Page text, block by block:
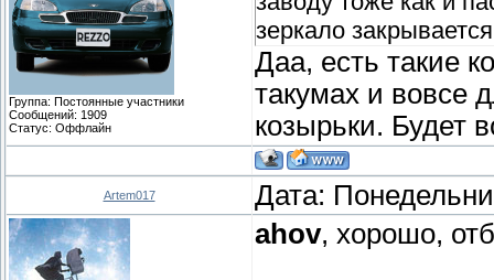
Группа: Постоянные участники
Сообщений: 1909
Статус: Оффлайн
зеркало
Даа, есть такие
такумах и вовсе
козырьки. Будет
Artem017 Дата:
ahov, хорошо,